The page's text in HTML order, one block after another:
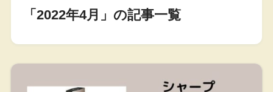
「2022年4月」の記事一覧